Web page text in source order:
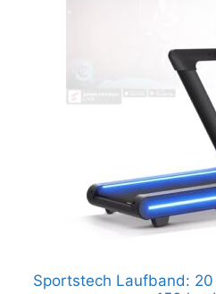
Sportstech Laufband: